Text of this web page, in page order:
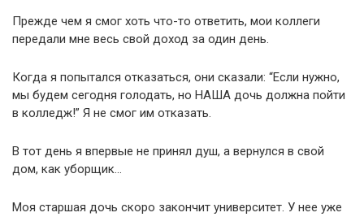
Прежде чем я смог хоть что-то ответить, мои коллеги
передали мне весь свой доход за один день.
Когда я попытался отказаться, они сказали: “Если нужно,
мы будем сегодня голодать, но НАША дочь должна пойти
в колледж!” Я не смог им отказать.
В тот день я впервые не принял душ, а вернулся в свой
дом, как уборщик…
Моя старшая дочь скоро закончит университет. У нее уже